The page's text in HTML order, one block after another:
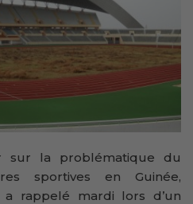
sur la problématique du
sportives en Guinée,
a rappelé mardi lors d’un